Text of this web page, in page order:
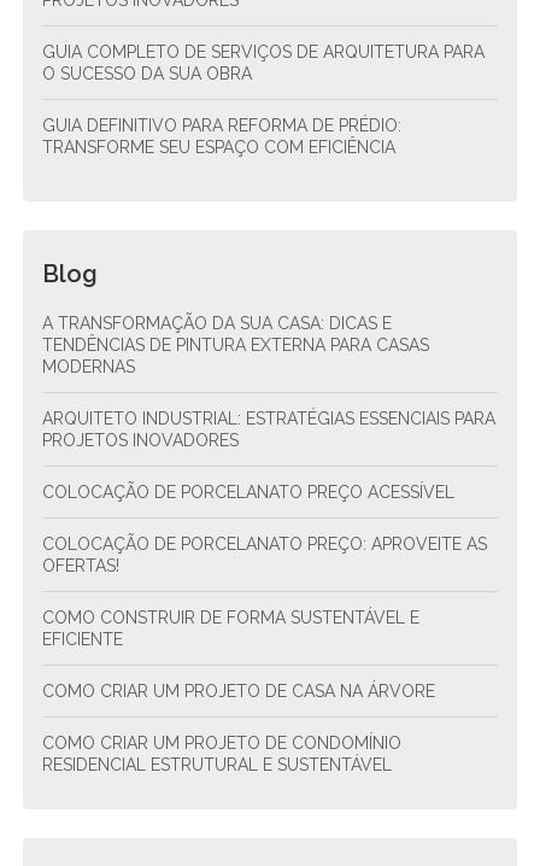
GUIA COMPLETO DE SERVIÇOS DE ARQUITETURA PARA
O SUCESSO DA SUA OBRA
GUIA DEFINITIVO PARA REFORMA DE PRÉDIO:
TRANSFORME SEU ESPAÇO COM EFICIÊNCIA
Blog
A TRANSFORMAÇÃO DA SUA CASA: DICAS E
TENDÊNCIAS DE PINTURA EXTERNA PARA CASAS
MODERNAS
ARQUITETO INDUSTRIAL: ESTRATÉGIAS ESSENCIAIS PARA
PROJETOS INOVADORES
COLOCAÇÃO DE PORCELANATO PREÇO ACESSÍVEL
COLOCAÇÃO DE PORCELANATO PREÇO: APROVEITE AS
OFERTAS!
COMO CONSTRUIR DE FORMA SUSTENTÁVEL E
EFICIENTE
COMO CRIAR UM PROJETO DE CASA NA ÁRVORE
COMO CRIAR UM PROJETO DE CONDOMÍNIO
RESIDENCIAL ESTRUTURAL E SUSTENTÁVEL